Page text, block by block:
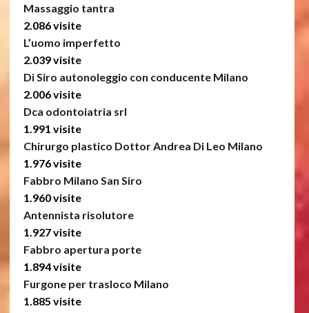
Massaggio tantra
2.086 visite
L’uomo imperfetto
2.039 visite
Di Siro autonoleggio con conducente Milano
2.006 visite
Dca odontoiatria srl
1.991 visite
Chirurgo plastico Dottor Andrea Di Leo Milano
1.976 visite
Fabbro Milano San Siro
1.960 visite
Antennista risolutore
1.927 visite
Fabbro apertura porte
1.894 visite
Furgone per trasloco Milano
1.885 visite